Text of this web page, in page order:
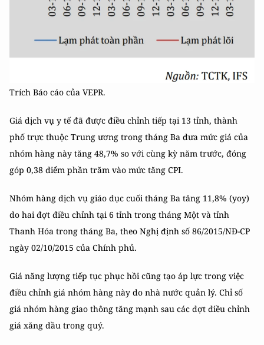
Trích Báo cáo của VEPR.
Giá dịch vụ y tế đã được điều chỉnh tiếp tại 13 tỉnh, thành
phố trực thuộc Trung ương trong tháng Ba đưa mức giá của
nhóm hàng này tăng 48,7% so với cùng kỳ năm trước, đóng
góp 0,38 điểm phần trăm vào mức tăng CPI.
Nhóm hàng dịch vụ giáo dục cuối tháng Ba tăng 11,8% (yoy)
do hai đợt điều chỉnh tại 6 tỉnh trong tháng Một và tỉnh
Thanh Hóa trong tháng Ba, theo Nghị định số 86/2015/NĐ-CP
ngày 02/10/2015 của Chính phủ.
Giá năng lượng tiếp tục phục hồi cũng tạo áp lực trong việc
điều chỉnh giá nhóm hàng này do nhà nước quản lý. Chỉ số
giá nhóm hàng giao thông tăng mạnh sau các đợt điều chỉnh
giá xăng dầu trong quý.